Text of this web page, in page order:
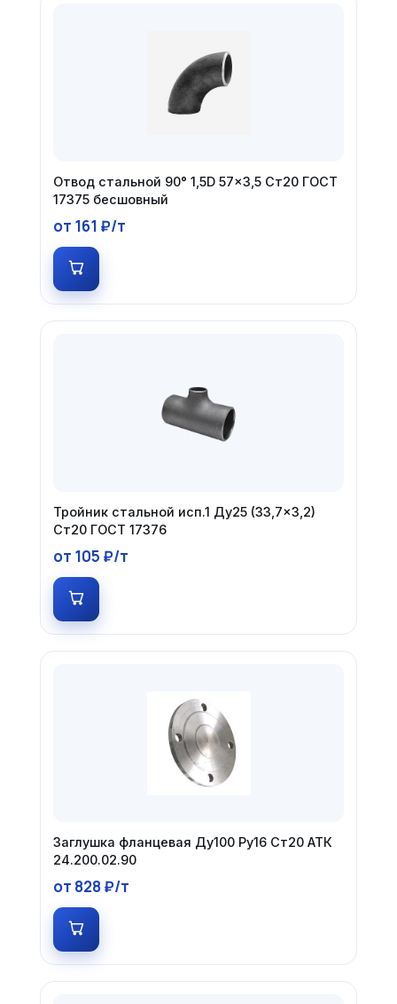
Отвод стальной 90° 1,5D 57×3,5 Ст20 ГОСТ
17375 бесшовный
от 161 ₽/т
Тройник стальной исп.1 Ду25 (33,7×3,2)
Ст20 ГОСТ 17376
от 105 ₽/т
Заглушка фланцевая Ду100 Ру16 Ст20 АТК
24.200.02.90
от 828 ₽/т